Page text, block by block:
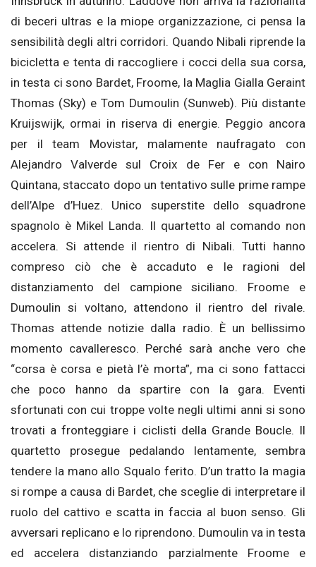
di beceri ultras e la miope organizzazione, ci pensa la
sensibilità degli altri corridori. Quando Nibali riprende la
bicicletta e tenta di raccogliere i cocci della sua corsa,
in testa ci sono Bardet, Froome, la Maglia Gialla Geraint
Thomas (Sky) e Tom Dumoulin (Sunweb). Più distante
Kruijswijk, ormai in riserva di energie. Peggio ancora
per il team Movistar, malamente naufragato con
Alejandro Valverde sul Croix de Fer e con Nairo
Quintana, staccato dopo un tentativo sulle prime rampe
dell’Alpe d’Huez. Unico superstite dello squadrone
spagnolo è Mikel Landa. Il quartetto al comando non
accelera. Si attende il rientro di Nibali. Tutti hanno
compreso ciò che è accaduto e le ragioni del
distanziamento del campione siciliano. Froome e
Dumoulin si voltano, attendono il rientro del rivale.
Thomas attende notizie dalla radio. È un bellissimo
momento cavalleresco. Perché sarà anche vero che
“corsa è corsa e pietà l’è morta”, ma ci sono fattacci
che poco hanno da spartire con la gara. Eventi
sfortunati con cui troppe volte negli ultimi anni si sono
trovati a fronteggiare i ciclisti della Grande Boucle. Il
quartetto prosegue pedalando lentamente, sembra
tendere la mano allo Squalo ferito. D’un tratto la magia
si rompe a causa di Bardet, che sceglie di interpretare il
ruolo del cattivo e scatta in faccia al buon senso. Gli
avversari replicano e lo riprendono. Dumoulin va in testa
ed accelera distanziando parzialmente Froome e